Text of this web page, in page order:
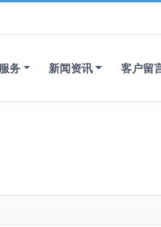
务 新闻资讯 客户留